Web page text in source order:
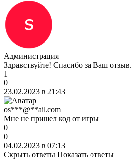
Администрация
Здравствуйте! Спасибо за Ваш отзыв.
1
0
23.02.2023 в 21:43
os***@**ail.com
Мне не пришел код от игры
0
0
04.02.2023 в 07:13
Скрыть ответы Показать ответы